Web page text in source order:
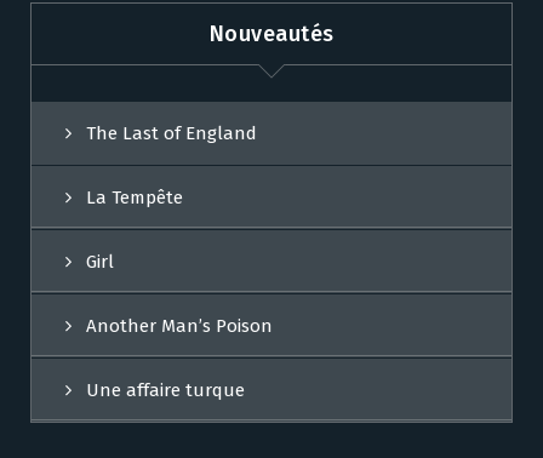
Nouveautés
The Last of England
La Tempête
Girl
Another Man’s Poison
Une affaire turque